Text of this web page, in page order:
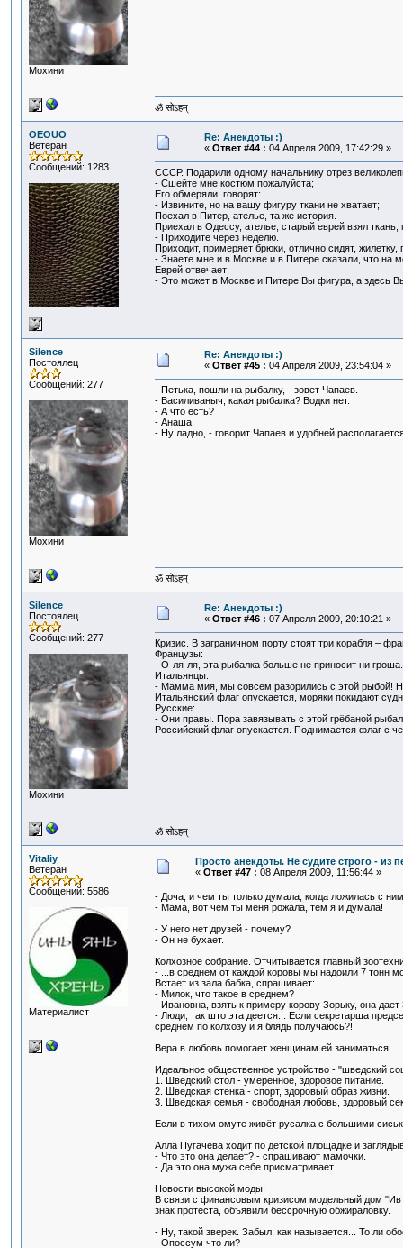
Мохини
ॐ सोऽहम्
OEOUO
Ветеран
Сообщений: 1283
Re: Анекдоты :)
« Ответ #44 : 04 Апреля 2009, 17:42:29 »
СССР. Подарили одному начальнику отрез
- Сшейте мне костюм пожалуйста;
Его обмеряли, говорят:
- Извините, но на вашу фигуру ткани не хватает;
Поехал в Питер, ателье, та же история.
Приехал в Одессу, ателье, старый еврей взял ткань,
- Приходите через неделю.
Приходит, примеряет брюки, отлично сидят,
- Знаете мне и в Москве и в Питере сказали, что на
Еврей отвечает:
- Это может в Москве и Питере Вы фигура, а здесь
Silence
Постоялец
Сообщений: 277
Мохини
Re: Анекдоты :)
« Ответ #45 : 04 Апреля 2009, 23:54:04 »
- Петька, пошли на рыбалку, - зовет Чапаев.
- Василиваныч, какая рыбалка? Водки нет.
- А что есть?
- Анаша.
- Ну ладно, - говорит Чапаев и удобней
ॐ सोऽहम्
Silence
Постоялец
Сообщений: 277
Мохини
Re: Анекдоты :)
« Ответ #46 : 07 Апреля 2009, 20:10:21 »
Кризис. В заграничном порту стоят три корабля –
Французы:
- О-ля-ля, эта рыбалка больше не приносит ни
Итальянцы:
- Мамма мия, мы совсем разорились с этой рыбой!
Итальянский флаг опускается, моряки покидают
Русские:
- Они правы. Пора завязывать с этой грёбаной
Российский флаг опускается. Поднимается флаг с
ॐ सोऽहम्
Vitaliy
Ветеран
Сообщений: 5586
Материалист
Просто анекдоты. Не судите строго - из
« Ответ #47 : 08 Апреля 2009, 11:56:44 »
- Доча, и чем ты только думала, когда ложилась с
- Мама, вот чем ты меня рожала, тем я и думала!
- У него нет друзей - почему?
- Он не бухает.
Колхозное собрание. Отчитывается главный
- ...в среднем от каждой коровы мы надоили 7 тонн
Встает из зала бабка, спрашивает:
- Милок, что такое в среднем?
- Ивановна, взять к примеру корову Зорьку, она
- Люди, так што эта деется... Если секретарша
среднем по колхозу и я блядь получаюсь?!
Вера в любовь помогает женщинам ей заниматься.
Идеальное общественное устройство - "шведский
1. Шведский стол - умеренное, здоровое питание.
2. Шведская стенка - спорт, здоровый образ жизни.
3. Шведская семья - свободная любовь, здоровый
Если в тихом омуте живёт русалка с большими
Алла Пугачёва ходит по детской площадке и
- Что это она делает? - спрашивают мамочки.
- Да это она мужа себе присматривает.
Новости высокой моды:
В связи с финансовым кризисом модельный дом
знак протеста, объявили бессрочную обжираловку.
- Ну, такой зверек. Забыл, как называется... То ли
- Опоссум что ли?